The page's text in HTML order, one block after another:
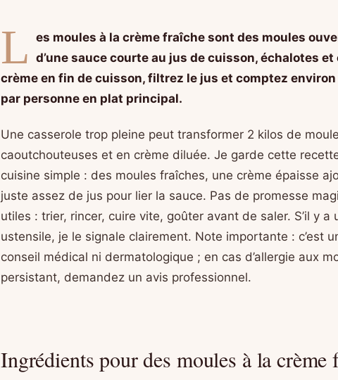
L
es moules à la crème fraîche sont des moules
d’une sauce courte au jus de cuisson, échalotes
crème en fin de cuisson, filtrez le jus et comptez
par personne en plat principal.
Une casserole trop pleine peut transformer 2 kilos de
caoutchouteuses et en crème diluée. Je garde cette
cuisine simple : des moules fraîches, une crème épaisse
juste assez de jus pour lier la sauce. Pas de promesse
utiles : trier, rincer, cuire vite, goûter avant de saler. S’il y a
ustensile, je le signale clairement. Note importante : c’est
conseil médical ni dermatologique ; en cas d’allergie aux
persistant, demandez un avis professionnel.
Ingrédients pour des moules à la crème